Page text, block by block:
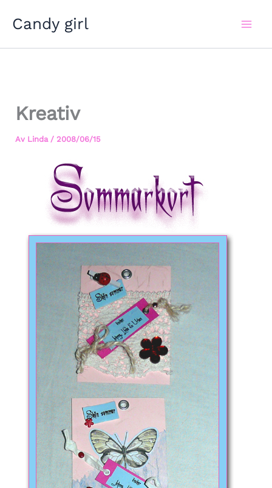
Candy girl
Kreativ
Av Linda / 2008/06/15